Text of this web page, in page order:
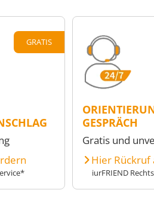
GRATIS
GESPRÄCH
Gratis und
Hier
iurFRIEND